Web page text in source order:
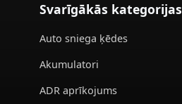
Svarīgākās kategorijas
Auto sniega ķēdes
Akumulatori
ADR aprīkojums